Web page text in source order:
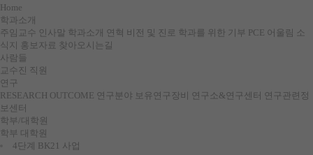
Home
학과소개
주임교수 인사말 학과소개 연혁 비전 및 진로 학과를 위한 기부 PCE 어울림 소
식지
홍보자료 찾아오시는길
사람들
교수진 직원
연구
RESEARCH OUTCOME 연구분야 보유연구장비 연구소&연구센터 연구관련정
보센터
학부/대학원
학부 대학원
4단계 BK21 사업